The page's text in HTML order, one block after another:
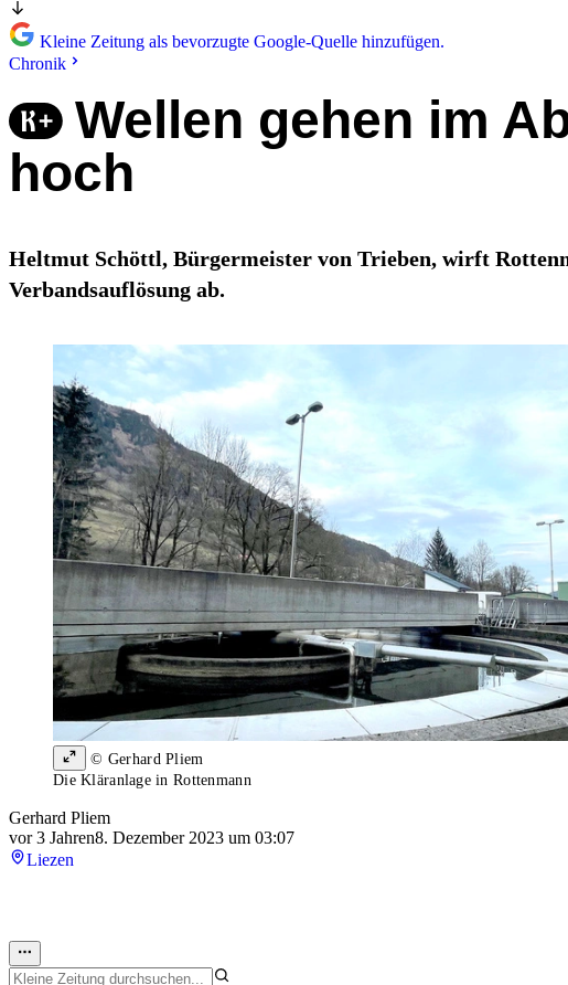
Kleine Zeitung als bevorzugte Google-Quelle hinzufügen.
Chronik
Wellen gehen im
hoch
Heltmut Schöttl, Bürgermeister von Trieben, wirft
Verbandsauflösung ab.
© Gerhard Pliem
Die Kläranlage in Rottenmann
Gerhard Pliem
vor 3 Jahren8. Dezember 2023 um 03:07
Liezen